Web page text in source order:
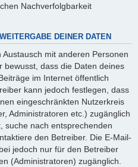
Nachverfolgbarkeit
DEINER DATEN
mit anderen Personen
bewusst, dass die Daten deines
im Internet öffentlich
kann jedoch festlegen, dass
eingeschränkten Nutzerkreis
Administratoren etc.) zugänglich
suche nach entsprechenden
den Betreiber. Die E-Mail-
jedoch nur für den Betreiber
(Administratoren) zugänglich.